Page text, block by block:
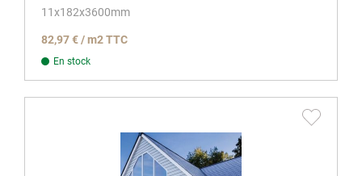
11x182x3600mm
82,97 € / m2 TTC
En stock